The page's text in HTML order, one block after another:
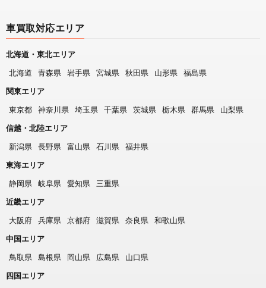
車買取対応エリア
北海道・東北エリア
北海道
青森県 岩手県 宮城県 秋田県 山形県
福島県
関東エリア
東京都
神奈川県 埼玉県 千葉県 茨城県 栃木県 群馬県
山梨県
信越・北陸エリア
新潟県
長野県 富山県 石川県
福井県
東海エリア
静岡県
岐阜県 愛知県
三重県
近畿エリア
大阪府
兵庫県 京都府 滋賀県 奈良県
和歌山県
中国エリア
鳥取県
島根県 岡山県 広島県
山口県
四国エリア